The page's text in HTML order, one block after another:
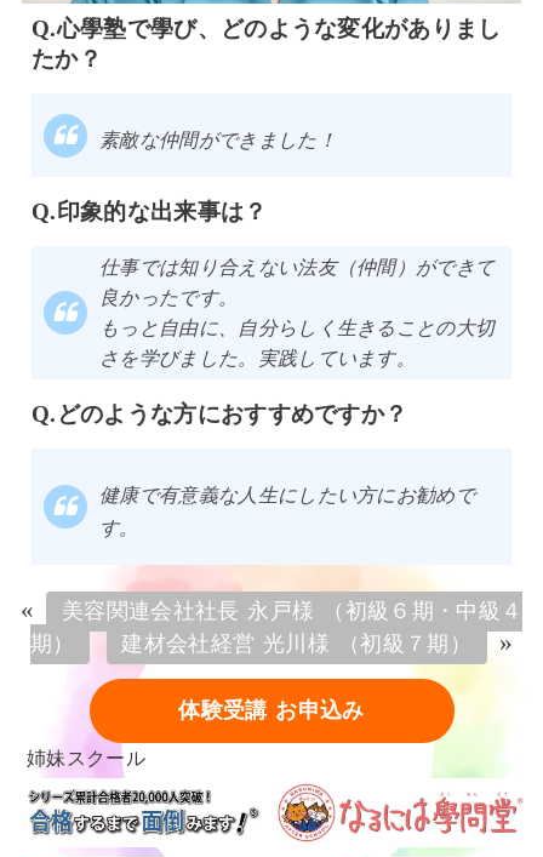
心學塾で學び、どのような変化がありまし
たか？
素敵な仲間ができました！
印象的な出来事は？
仕事では知り合えない法友（仲間）ができて
良かったです。
もっと自由に、自分らしく生きることの大切
さを学びました。実践しています。
どのような方におすすめですか？
健康で有意義な人生にしたい方にお勧めで
す。
«
美容関連会社社長 永戸様 （初級６期・中級４
期）
建材会社経営 光川様 （初級７期） »
体験受講 お申込み
姉妹スクール